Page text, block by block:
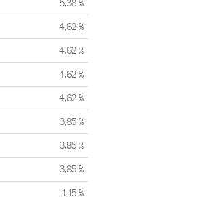
5,38 %
4,62 %
4,62 %
4,62 %
4,62 %
3,85 %
3,85 %
3,85 %
1,15 %